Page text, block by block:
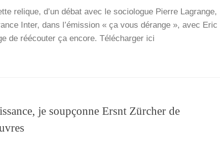
relique, d’un débat avec le socio­logue Pierre Lagrange,
Inter, dans l’é­mis­sion « ça vous dérange », avec Eric
de réécou­ter ça encore. Télé­char­ger ici
je soupçonne Ersnt Zürcher de